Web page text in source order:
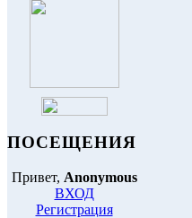
ПОСЕЩЕНИЯ
Привет, Anonymous
ВХОД
Регистрация